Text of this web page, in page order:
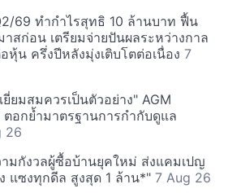
69 ทำกำไรสุทธิ 10 ล้านบาท ฟื้น
าสก่อน เตรียมจ่ายปันผลระหว่างกาล
หุ้น ครึ่งปีหลังมุ่งเติบโตต่อเนื่อง 7
ยี่ยมสมควรเป็นตัวอย่าง" AGM
อกย้ำมาตรฐานการกำกับดูแล
26
ามกังวลผู้ซื้อบ้านยุคใหม่ ส่งแคมเปญ
แซงทุกดีล สูงสุด 1 ล้าน*" 7 Aug 26